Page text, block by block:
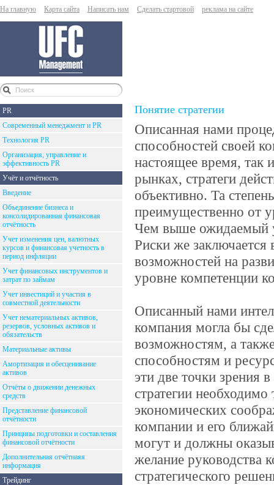
На главную Карта сайта Написать нам Сделать стартовой реклама на сайте
PR
Современный менеджмент и PR
Технология PR
Организация, управление и
эффективность PR
Учёт и отчётность
Введение
Объединение бизнеса и
консолидированная финансовая
отчётность
Учет изменения цен, валютных
курсов и финансовая учетность в
период инфляции
Учет финансовых инструментов и
затрат по займам
Учет инвестиций и участия в
совместной деятельности
Учет нематериальных активов,
резервов, условных активов и
обязательств
Материальные активы
Амортизация и обесценивание
активов
Отчёты о движении денежных
средств
Представление финансовой
отчётности
Принципы подготовки и составления
финансовой отчётности
Дополнительная отчётнаяя
информация
Трейдинг
Понятие стратегии
Описанная нами
способностей своей
настоящее время, так
рынках, стратеги
объективно. Та
преимущественно от
Чем выше ожидаемый
Риски же
возможностей на
уровне компетенции
Описанный нами
компания могла бы
возможностям, а
способностям и
эти две точки зрения
стратегии
экономических
компании и его
могут и должны
желание руководства
стратегического